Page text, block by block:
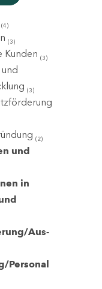
(4)
(3)
Kunden (3)
(3)
(2)
und
in
Aus-
Personal